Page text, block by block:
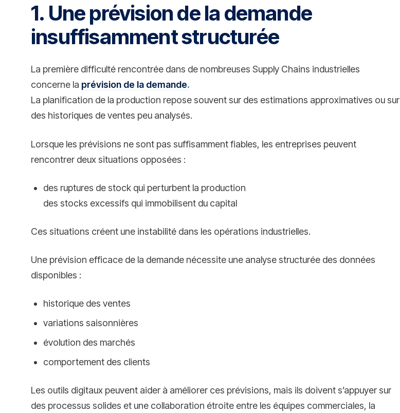
1. Une prévision de la demande
insuffisamment structurée
La première difficulté rencontrée dans de nombreuses Supply Chains industrielles
concerne la prévision de la demande.
La planification de la production repose souvent sur des estimations approximatives ou sur
des historiques de ventes peu analysés.
Lorsque les prévisions ne sont pas suffisamment fiables, les entreprises peuvent
rencontrer deux situations opposées :
des ruptures de stock qui perturbent la production
des stocks excessifs qui immobilisent du capital
Ces situations créent une instabilité dans les opérations industrielles.
Une prévision efficace de la demande nécessite une analyse structurée des données
disponibles :
historique des ventes
variations saisonnières
évolution des marchés
comportement des clients
Les outils digitaux peuvent aider à améliorer ces prévisions, mais ils doivent s’appuyer sur
des processus solides et une collaboration étroite entre les équipes commerciales, la